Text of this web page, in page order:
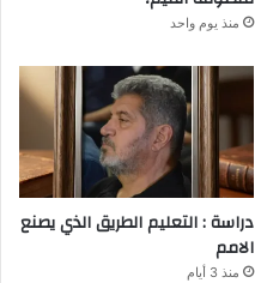
منذ يوم واحد
دراسة : التعليم الطريق الذي يصنع
الامم
منذ 3 أيام